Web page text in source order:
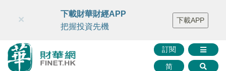
財華智庫網 FINTV FINMETA 財華證券 媒體矩陣
智庫沙龍
聯絡我們
訂閱
简
×
下載財華財經APP
把握投資先機
下載APP